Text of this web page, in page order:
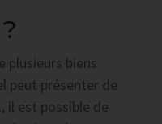
plusieurs biens
peut présenter de
il est possible de